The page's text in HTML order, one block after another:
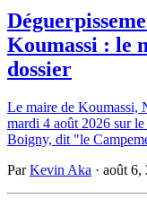
Koumassi : le
dossier
Le maire de Koumassi,
mardi 4 août 2026 sur
Boigny, dit "le
ParKevin Aka · août 6,